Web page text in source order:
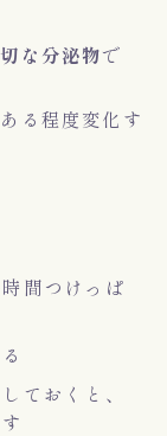
な分泌物で
る程度変化す
間つけっぱ
ておくと、